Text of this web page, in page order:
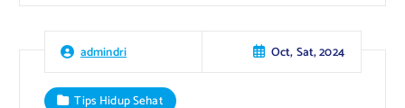
admindri Oct, Sat, 2024
Tips Hidup Sehat